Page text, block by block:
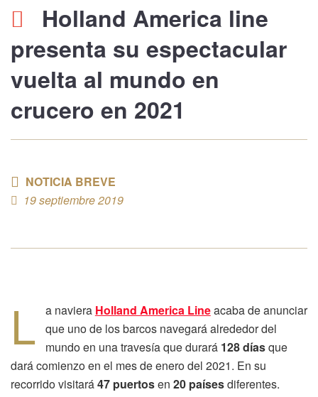
Holland America line
presenta su espectacular
vuelta al mundo en
crucero en 2021
NOTICIA BREVE
19 septiembre 2019
L a naviera Holland America Lineacaba de anunciar
que uno de los barcos navegará alrededor del
mundo en una travesía que durará 128 díasque
dará comienzo en el mes de enero del 2021. En su
recorrido visitará47 puertosen 20 paísesdiferentes.